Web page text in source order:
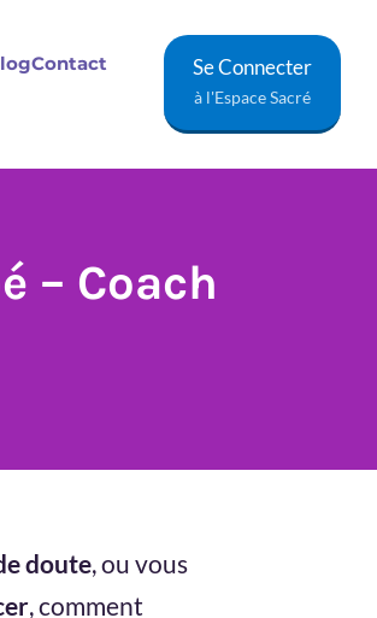
Contact Se Connecter
à l'Espace Sacré
– Coach
doute, ou vous
, comment